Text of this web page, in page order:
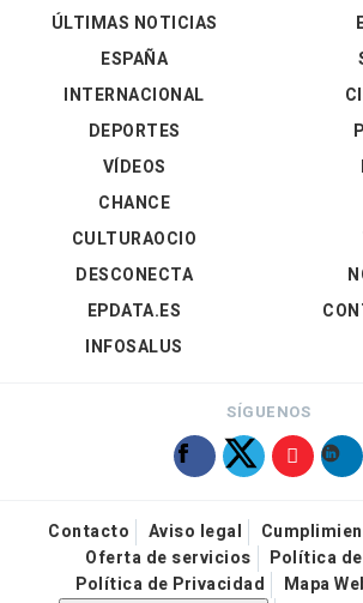
ÚLTIMAS NOTICIAS
ESPAÑA
INTERNACIONAL
DEPORTES
VÍDEOS
CHANCE
CULTURAOCIO
DESCONECTA
EPDATA.ES
INFOSALUS
SÍGUENOS
Contacto Aviso legal
Oferta de servicios
Política
Política de Privacidad
Mapa